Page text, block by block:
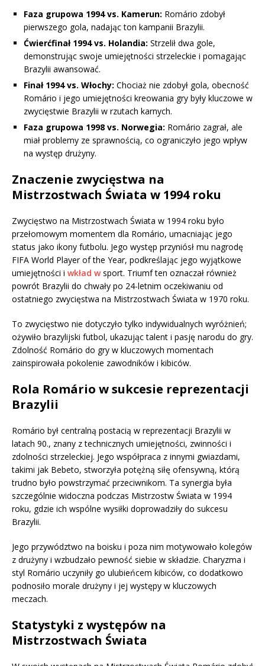
Faza grupowa 1994 vs. Kamerun: Romário zdobył
pierwszego gola, nadając ton kampanii Brazylii.
Ćwierćfinał 1994 vs. Holandia: Strzelił dwa gole,
demonstrując swoje umiejętności strzeleckie i pomagając
Brazylii awansować.
Finał 1994 vs. Włochy: Chociaż nie zdobył gola, obecność
Romário i jego umiejętności kreowania gry były kluczowe w
zwycięstwie Brazylii w rzutach karnych.
Faza grupowa 1998 vs. Norwegia: Romário zagrał, ale
miał problemy ze sprawnością, co ograniczyło jego wpływ
na występ drużyny.
Znaczenie zwycięstwa na
Mistrzostwach Świata w 1994 roku
Zwycięstwo na Mistrzostwach Świata w 1994 roku było
przełomowym momentem dla Romário, umacniając jego
status jako ikony futbolu. Jego występ przyniósł mu nagrodę
FIFA World Player of the Year, podkreślając jego wyjątkowe
umiejętności i wkład wsport. Triumf ten oznaczał również
powrót Brazylii do chwały po 24-letnim oczekiwaniu od
ostatniego zwycięstwa na Mistrzostwach Świata w 1970 roku.
To zwycięstwo nie dotyczyło tylko indywidualnych wyróżnień;
ożywiło brazylijski futbol, ukazując talent i pasję narodu do gry.
Zdolność Romário do gry w kluczowych momentach
zainspirowała pokolenie zawodników i kibiców.
Rola Romário w sukcesie reprezentacji
Brazylii
Romário był centralną postacią w reprezentacji Brazylii w
latach 90., znany z technicznych umiejętności, zwinności i
zdolności strzeleckiej. Jego współpraca z innymi gwiazdami,
takimi jak Bebeto, stworzyła potężną siłę ofensywną, którą
trudno było powstrzymać przeciwnikom. Ta synergia była
szczególnie widoczna podczas Mistrzostw Świata w 1994
roku, gdzie ich wspólne wysiłki doprowadziły do sukcesu
Brazylii.
Jego przywództwo na boisku i poza nim motywowało kolegów
z drużyny i wzbudzało pewność siebie w składzie. Charyzma i
styl Romário uczyniły go ulubieńcem kibiców, co dodatkowo
podnosiło morale drużyny i jej występy w kluczowych
meczach.
Statystyki z występów na
Mistrzostwach Świata